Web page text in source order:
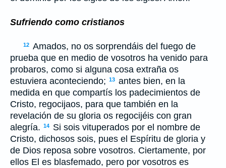
Sufriendo como cristianos
12 Amados, no os sorprendáis del fuego de
prueba que en medio de vosotros ha venido para
probaros, como si alguna cosa extraña os
estuviera aconteciendo; 13 antes bien, en la
medida en que compartís los padecimientos de
Cristo, regocijaos, para que también en la
revelación de su gloria os regocijéis con gran
alegría. 14
Si sois vituperados por el nombre de
Cristo, dichosos sois, pues el Espíritu de gloria y
de Dios reposa sobre vosotros. Ciertamente, por
ellos El es blasfemado, pero por vosotros es